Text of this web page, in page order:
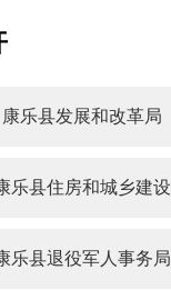
康乐县发展和改革局
乐县住房和城乡建设
局
乐县退役军人事务局